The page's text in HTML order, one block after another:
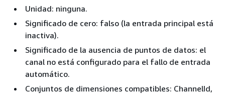
Unidad: ninguna.
Significado de cero: falso (la entrada principal está
inactiva).
Significado de la ausencia de puntos de datos: el
canal no está configurado para el fallo de entrada
automático.
Conjuntos de dimensiones compatibles: ChannelId,